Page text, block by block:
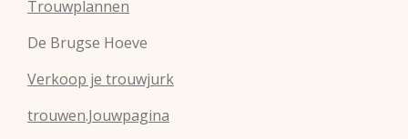
Trouwplannen
De Brugse Hoeve
Verkoop je trouwjurk
trouwen.Jouwpagina